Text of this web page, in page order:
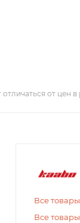
от цен
Все
Все